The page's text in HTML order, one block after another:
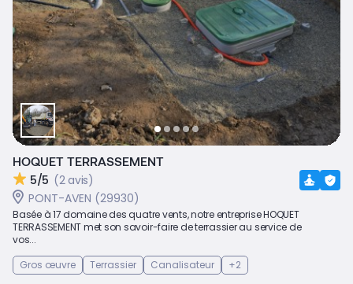
HOQUET TERRASSEMENT
5/5 (2 avis)
PONT-AVEN (29930)
Basée à 17 domaine des quatre vents, notre entreprise HOQUET
TERRASSEMENT met son savoir-faire de terrassier au service de
vos...
Gros œuvre
Terrassier Canalisateur +2